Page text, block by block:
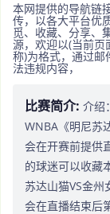
本网提供的导航链
传，以各大平台优
觅、收藏、分享、
源，欢迎以(当前页
称)为格式，通过
法违规内容，
比赛简介: 介绍
WNBA《明尼苏
会在开赛前提供
的球迷可以收藏
苏达山猫VS金
会在直播结束后